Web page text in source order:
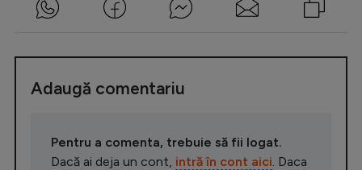
Adaugă comentariu
Pentru a comenta, trebuie să fii logat.
Dacă ai deja un cont, intră în cont aici . Daca